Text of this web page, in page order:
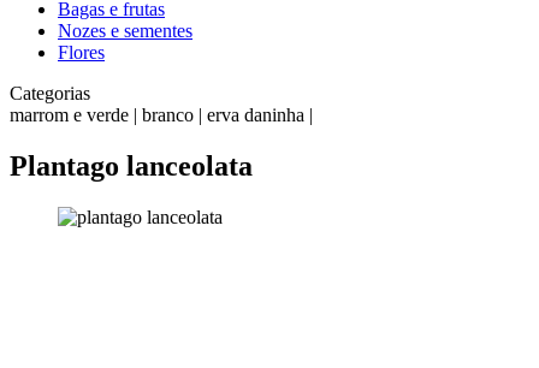
Bagas e frutas
Nozes e sementes
Flores
Categorias
marrom e verde | branco | erva daninha |
Plantago lanceolata